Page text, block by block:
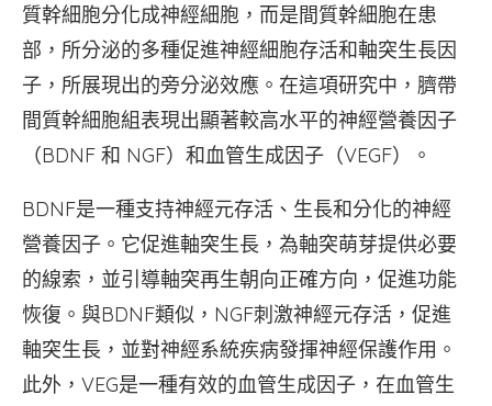
質幹細胞分化成神經細胞，而是間質幹細胞在患
部，所分泌的多種促進神經細胞存活和軸突生長因
子，所展現出的旁分泌效應。在這項研究中，臍帶
間質幹細胞組表現出顯著較高水平的神經營養因子
（BDNF 和 NGF）和血管生成因子（VEGF）。
BDNF是一種支持神經元存活、生長和分化的神經
營養因子。它促進軸突生長，為軸突萌芽提供必要
的線索，並引導軸突再生朝向正確方向，促進功能
恢復。與BDNF類似，NGF刺激神經元存活，促進
軸突生長，並對神經系統疾病發揮神經保護作用。
此外，VEG是一種有效的血管生成因子，在血管生